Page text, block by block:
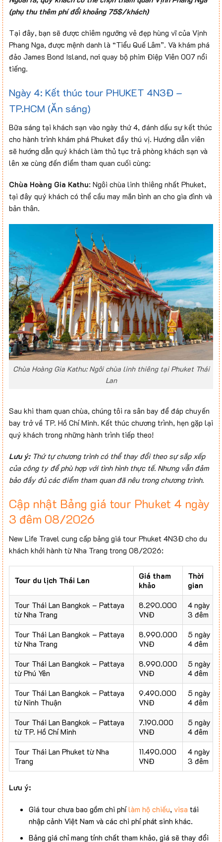
(phụ thu thêm phí đổi khoảng 75$/khách)
Tại đây, bạn sẽ được chiêm ngưỡng vẻ đẹp hùng vĩ của Vịnh
Phang Nga, được mệnh danh là “Tiểu Quế Lâm”. Và khám phá
đảo James Bond Island, nơi quay bộ phim Điệp Viên 007 nổi
tiếng.
Ngày 4: Kết thúc tour PHUKET 4N3Đ –
TP.HCM (Ăn sáng)
Bữa sáng tại khách sạn vào ngày thứ 4, đánh dấu sự kết thúc
cho hành trình khám phá Phuket đầy thú vị. Hướng dẫn viên
sẽ hướng dẫn quý khách làm thủ tục trả phòng khách sạn và
lên xe cùng đến điểm tham quan cuối cùng:
Chùa Hoàng Gia Kathu: Ngôi chùa linh thiêng nhất Phuket,
tại đây quý khách có thể cầu may mắn bình an cho gia đình và
bản thân.
Chùa Hoàng Gia Kathu: Ngôi chùa linh thiêng tại Phuket Thái
Lan
Sau khi tham quan chùa, chúng tôi ra sân bay để đáp chuyến
bay trở về TP. Hồ Chí Minh. Kết thúc chương trình, hẹn gặp lại
quý khách trong những hành trình tiếp theo!
Lưu ý: Thứ tự chương trình có thể thay đổi theo sự sắp xếp
của công ty để phù hợp với tình hình thực tế. Nhưng vẫn đảm
bảo đầy đủ các điểm tham quan đã nêu trong chương trình.
Cập nhật Bảng giá tour Phuket 4 ngày
3 đêm 08/2026
New Life Travel cung cấp bảng giá tour Phuket 4N3Đ cho du
khách khởi hành từ Nha Trang trong 08/2026:
Tour du lịch Thái Lan
Giá tham
khảo
Thời
gian
Tour Thái Lan Bangkok – Pattaya
từ Nha Trang
8.290.000
VNĐ
4 ngày
3 đêm
Tour Thái Lan Bangkok – Pattaya
từ Nha Trang
8.990.000
VNĐ
5 ngày
4 đêm
Tour Thái Lan Bangkok – Pattaya
từ Phú Yên
8.990.000
VNĐ
5 ngày
4 đêm
Tour Thái Lan Bangkok – Pattaya
từ Ninh Thuận
9.490.000
VNĐ
5 ngày
4 đêm
Tour Thái Lan Bangkok – Pattaya
từ TP. Hồ Chí Minh
7.190.000
VNĐ
5 ngày
4 đêm
Tour Thái Lan Phuket từ Nha
Trang
11.490.000
VNĐ
4 ngày
3 đêm
Lưu ý:
Giá tour chưa bao gồm chi phílàm hộ chiếu, visa tái
nhập cảnh Việt Nam và các chi phí phát sinh khác.
Bảng giá chỉ mang tính chất tham khảo, giá sẽ thay đổi